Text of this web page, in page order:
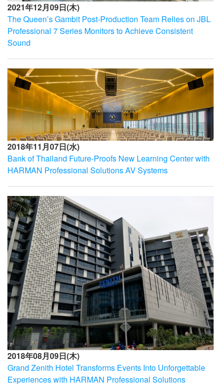
2021年12月09日(木)
The Queen’s Gambit Post-Production Team Relies on JBL
Professional 7 Series Monitors to Achieve Consistent
Sound
2018年11月07日(水)
Bank of Thailand Future-Proofs New Learning Center with
HARMAN Professional Solutions AV Systems
2018年08月09日(木)
Grand Zenith Hotel Transforms Events Into Unforgettable
Experiences with HARMAN Professional Solutions